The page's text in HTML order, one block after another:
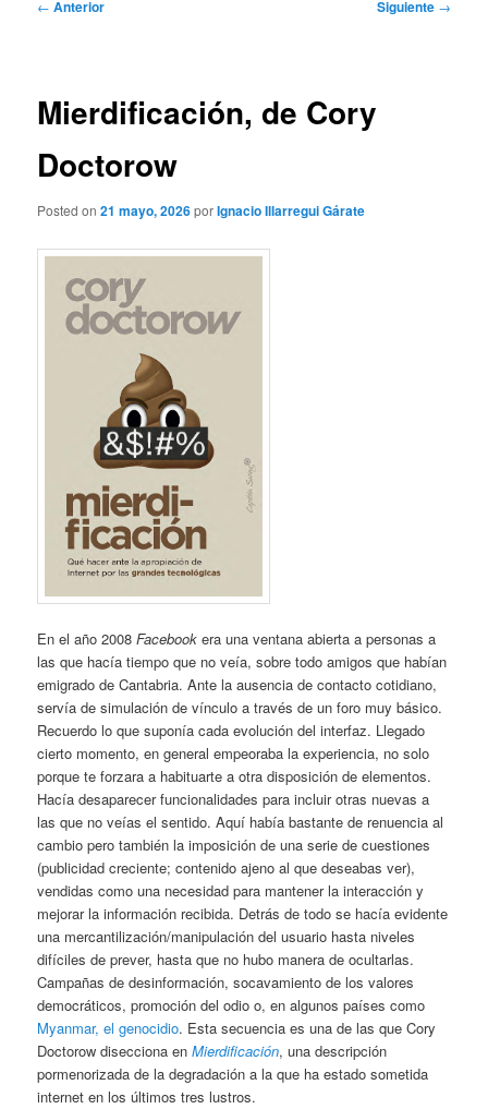
← Anterior Siguiente →
Mierdificación, de Cory
Doctorow
Posted on21 mayo, 2026porIgnacio Illarregui Gárate
En el año 2008Facebook era una ventana abierta a personas a
las que hacía tiempo que no veía, sobre todo amigos que habían
emigrado de Cantabria. Ante la ausencia de contacto cotidiano,
servía de simulación de vínculo a través de un foro muy básico.
Recuerdo lo que suponía cada evolución del interfaz. Llegado
cierto momento, en general empeoraba la experiencia, no solo
porque te forzara a habituarte a otra disposición de elementos.
Hacía desaparecer funcionalidades para incluir otras nuevas a
las que no veías el sentido. Aquí había bastante de renuencia al
cambio pero también la imposición de una serie de cuestiones
(publicidad creciente; contenido ajeno al que deseabas ver),
vendidas como una necesidad para mantener la interacción y
mejorar la información recibida. Detrás de todo se hacía evidente
una mercantilización/manipulación del usuario hasta niveles
difíciles de prever, hasta que no hubo manera de ocultarlas.
Campañas de desinformación, socavamiento de los valores
democráticos, promoción del odio o, en algunos países como
Myanmar, el genocidio. Esta secuencia es una de las que Cory
Doctorow disecciona enMierdificación, una descripción
pormenorizada de la degradación a la que ha estado sometida
internet en los últimos tres lustros.